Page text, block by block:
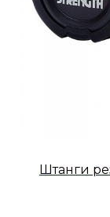
Штанги